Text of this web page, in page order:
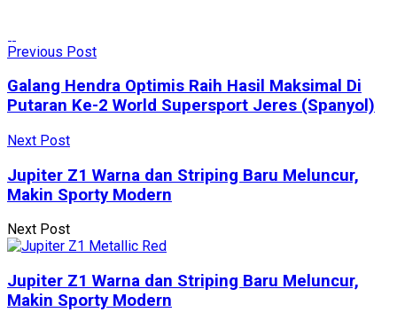
Previous Post
Galang Hendra Optimis Raih Hasil Maksimal Di
Putaran Ke-2 World Supersport Jeres (Spanyol)
Next Post
Jupiter Z1 Warna dan Striping Baru Meluncur,
Makin Sporty Modern
Next Post
Jupiter Z1 Warna dan Striping Baru Meluncur,
Makin Sporty Modern